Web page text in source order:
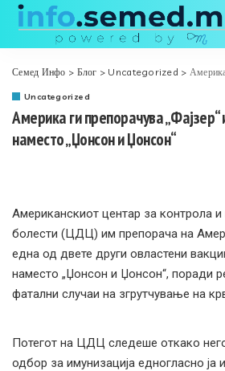
Семед Инфо > Блог > Uncategorized > Америка ги
Uncategorized
Америка ги препорачува
наместо „Џонсон и Џонсон“
Американскиот центар за контрола и
болести (ЦДЦ) им препорача на
една од двете други овластени
наместо „Џонсон и Џонсон“, поради
фатални случаи на згрутчување на
Потегот на ЦДЦ следеше откако
одбор за имунизација едногласно ја